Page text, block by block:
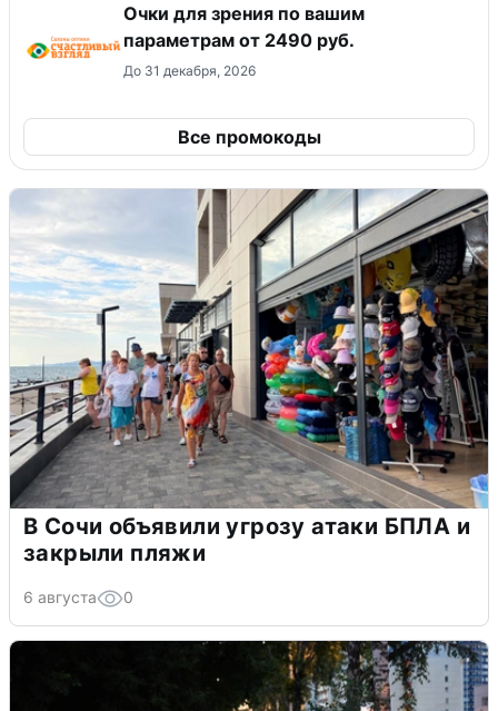
Очки для зрения по вашим
параметрам от 2490 руб.
До 31 декабря, 2026
Все промокоды
В Сочи объявили угрозу атаки БПЛА и
закрыли пляжи
6 августа 0